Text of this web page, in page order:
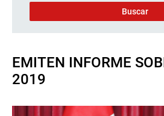
EMITEN INFORME
2019